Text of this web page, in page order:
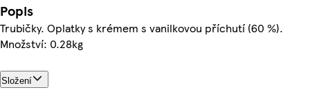
Popis
Trubičky. Oplatky s krémem s vanilkovou příchutí (60 %).
Množství: 0.28kg
Složení